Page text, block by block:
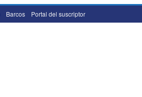
Barcos Portal del suscriptor